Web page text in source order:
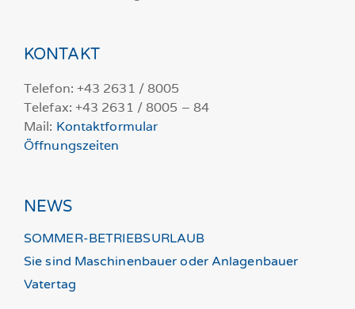
KONTAKT
Telefon: +43 2631 / 8005
Telefax: +43 2631 / 8005 – 84
Mail: Kontaktformular
Öffnungszeiten
NEWS
SOMMER-BETRIEBSURLAUB
Sie sind Maschinenbauer oder Anlagenbauer
Vatertag